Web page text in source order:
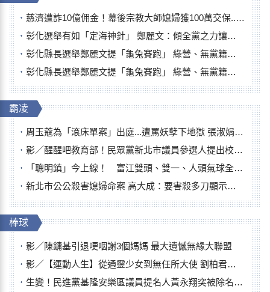
慈濟遭詐10億佣金！幕後宗教大師媳婦獲100萬交保...快步奔離不發一語
彰化選舉有如「定海神針」 鄭麗文：傾全黨之力讓彰化贏
彰化縣長選舉鄭麗文提「龜兔賽跑」 綠營、無黨籍忙否認是烏龜
彰化縣長選舉鄭麗文提「龜兔賽跑」 綠營、無黨籍忙否認是烏龜
霸凌
周玉蔻為「滾床單案」出庭...遭罵妖孽下地獄 張淑娟批：舌頭殺人有罪
影／醒醒吧教育部！民眾黨新北市議員參選人提出校園反毒防線升級政見
「聰明鎮」今上線！ 富江雙頭、雙一、人頭氣球全登場
新北市公公殺害媳婦命案 高大成：要害殺多刀顯示怨恨深
棒球
影／陳鏞基引退哽咽謝3個媽媽 最大遺憾無緣大聯盟
影／【運動人生】從通靈少女到無任所大使 劉柏君女裁判人生國際發光
生變！民進黨基隆安樂區議員提名人黃永翔突被除名 將另提他人